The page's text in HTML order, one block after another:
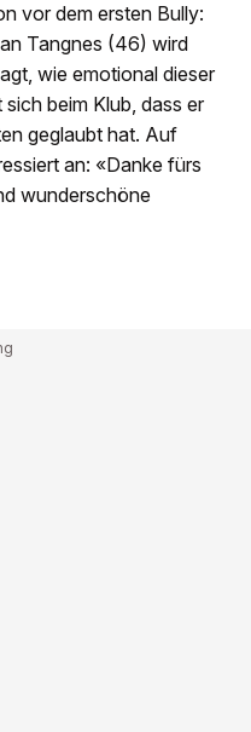
vor dem ersten Bully:
Tangnes (46) wird
wie emotional dieser
beim Klub, dass er
geglaubt hat. Auf
an: «Danke fürs
wunderschöne